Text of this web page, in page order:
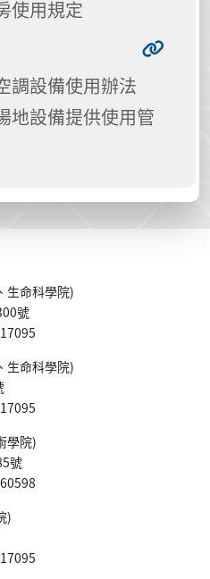
使用規定
調設備使用辦法
地設備提供使用管
生命科學院)
號
生命科學院)
學院)
號
)